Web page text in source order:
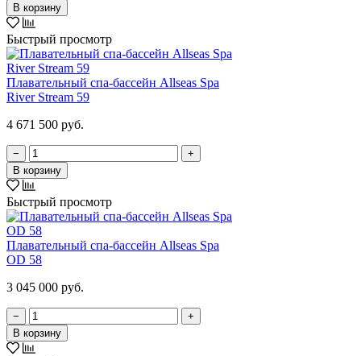
В корзину
Быстрый просмотр
Плавательный спа-бассейн Allseas Spa
River Stream 59
4 671 500 руб.
−
+
В корзину
Быстрый просмотр
Плавательный спа-бассейн Allseas Spa
OD 58
3 045 000 руб.
−
+
В корзину